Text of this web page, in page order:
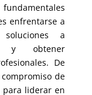
fundamentales
enfrentarse a
a
y obtener
De
de
para liderar en